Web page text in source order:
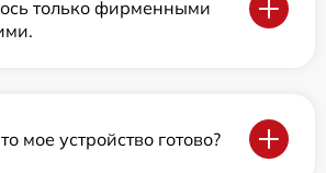
только фирменными
мое устройство готово?